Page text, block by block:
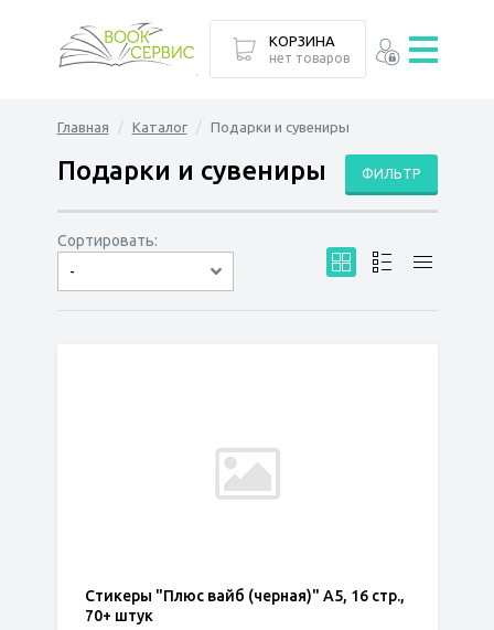
Главная Каталог Подарки и сувениры
ФИЛЬТР
Подарки и сувениры
Сортировать:
-
по дате
по популярности
сначала дешёвые
сначала дорогие
Стикеры "Плюс вайб (черная)" А5, 16 стр.,
70+ штук
КОРЗИНА
нет товаров